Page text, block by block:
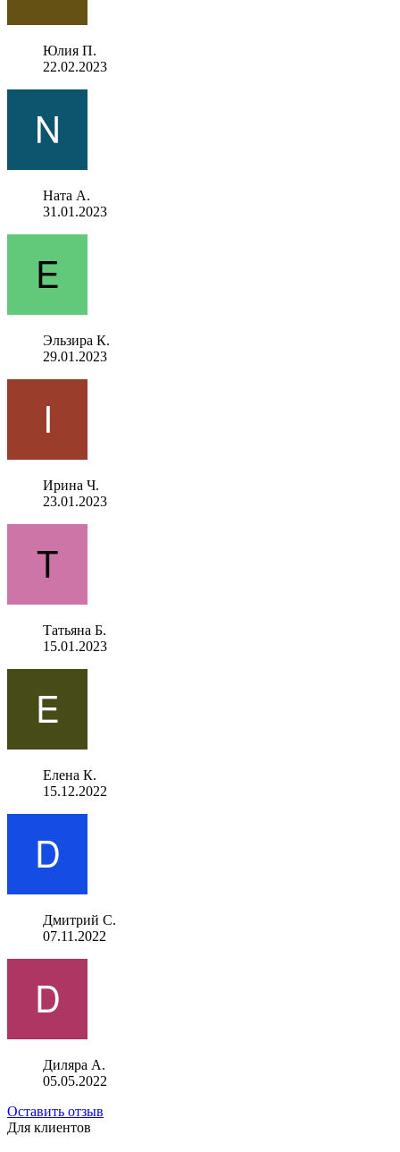
Юлия П.
22.02.2023
Ната А.
31.01.2023
Эльзира К.
29.01.2023
Ирина Ч.
23.01.2023
Татьяна Б.
15.01.2023
Елена К.
15.12.2022
Дмитрий С.
07.11.2022
Диляра А.
05.05.2022
Оставить отзыв
Для клиентов